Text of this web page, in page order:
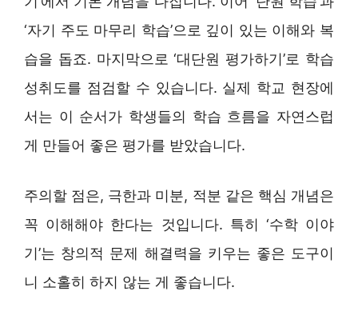
‘자기 주도 마무리 학습’으로 깊이 있는 이해와 복
습을 돕죠. 마지막으로 ‘대단원 평가하기’로 학습
성취도를 점검할 수 있습니다. 실제 학교 현장에
서는 이 순서가 학생들의 학습 흐름을 자연스럽
게 만들어 좋은 평가를 받았습니다.
주의할 점은, 극한과 미분, 적분 같은 핵심 개념은
꼭 이해해야 한다는 것입니다. 특히 ‘수학 이야
기’는 창의적 문제 해결력을 키우는 좋은 도구이
니 소홀히 하지 않는 게 좋습니다.